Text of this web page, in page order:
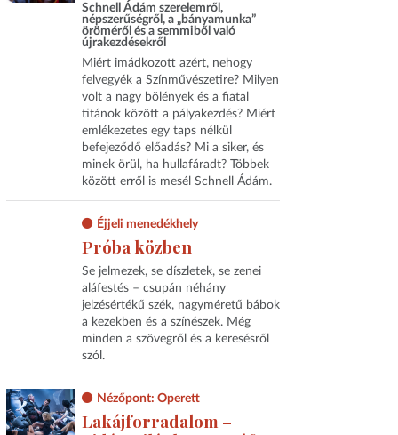
Schnell Ádám szerelemről,
népszerűségről, a „bányamunka”
öröméről és a semmiből való
újrakezdésekről
Miért imádkozott azért, nehogy
felvegyék a Színművészetire? Milyen
volt a nagy bölények és a fiatal
titánok között a pályakezdés? Miért
emlékezetes egy taps nélkül
befejeződő előadás? Mi a siker, és
minek örül, ha hullafáradt? Többek
között erről is mesél Schnell Ádám.
Éjjeli menedékhely
Próba közben
Se jelmezek, se díszletek, se zenei
aláfestés – csupán néhány
jelzésértékű szék, nagyméretű bábok
a kezekben és a színészek. Még
minden a szövegről és a keresésről
szól.
Nézőpont: Operett
Lakájforradalom –